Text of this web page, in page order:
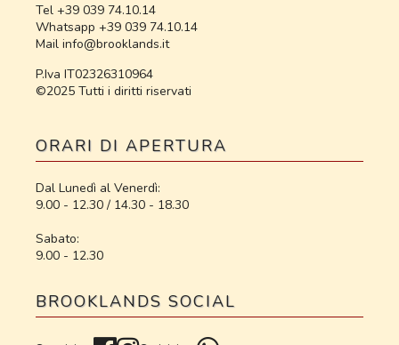
Tel +39 039 74.10.14
Whatsapp +39 039 74.10.14
Mail info@brooklands.it
P.Iva IT02326310964
©2025 Tutti i diritti riservati
ORARI DI APERTURA
Dal Lunedì al Venerdì:
9.00 - 12.30 / 14.30 - 18.30
Sabato:
9.00 - 12.30
BROOKLANDS SOCIAL